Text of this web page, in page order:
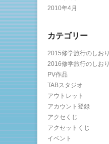
2010年4月
カテゴリー
2015修学旅行のしおり
2016修学旅行のしおり
PV作品
TABスタジオ
アウトレット
アカウント登録
アクセくじ
アクセットくじ
イベント